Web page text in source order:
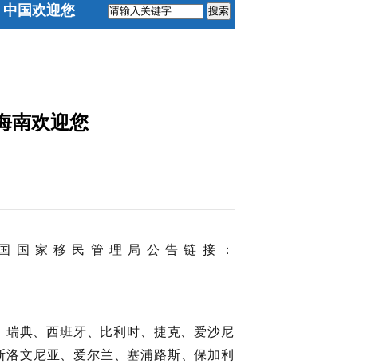
中国欢迎您 搜索
南欢迎您
国家移民管理局公告链接：
瑞典、西班牙、比利时、捷克、爱沙尼
文尼亚、爱尔兰、塞浦路斯、保加利